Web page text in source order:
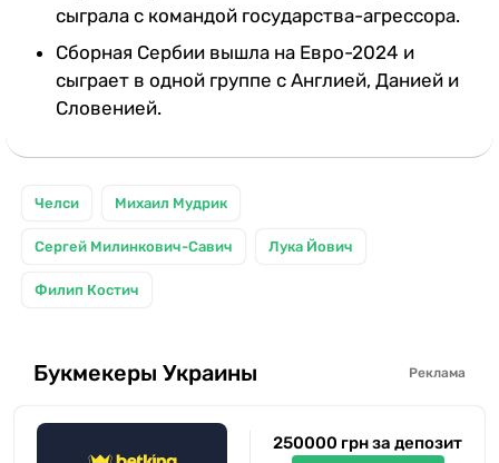
сыграла с командой государства-агрессора.
Сборная Сербии вышла на Евро-2024 и
сыграет в одной группе с Англией, Данией и
Словенией.
Челси Михаил Мудрик
Сергей Милинкович-Савич Лука Йович
Филип Костич
Букмекеры Украины Реклама
250000 грн за депозит